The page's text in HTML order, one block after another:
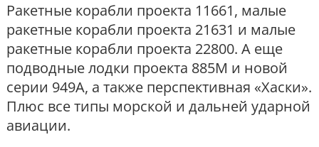
Ракетные корабли проекта 11661, малые
ракетные корабли проекта 21631 и малые
ракетные корабли проекта 22800. А еще
подводные лодки проекта 885М и новой
серии 949А, а также перспективная «Хаски».
Плюс все типы морской и дальней ударной
авиации.